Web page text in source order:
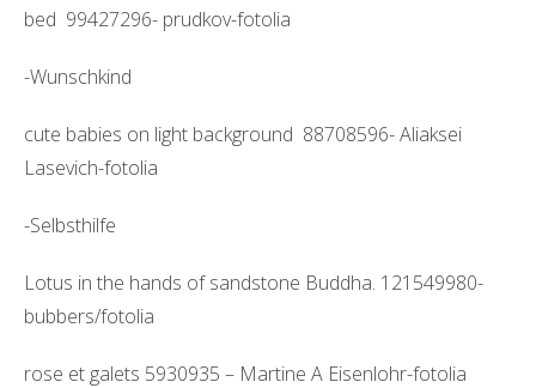
bed 99427296- prudkov-fotolia
-Wunschkind
cute babies on light background 88708596- Aliaksei
Lasevich-fotolia
-Selbsthilfe
Lotus in the hands of sandstone Buddha. 121549980-
bubbers/fotolia
rose et galets 5930935 – Martine A Eisenlohr-fotolia